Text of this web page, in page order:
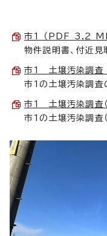
市1 （PDF 3.2 MB
物件説明書、付近見
市1 土壌汚染調査
市1の土壌汚染調査
市1 土壌汚染調査
市1の土壌汚染調査